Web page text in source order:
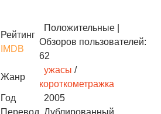
Рейтинг
IMDB
Положительные
Обзоров пользователей:
62
Жанр
ужасы /
короткометражка
Год
2005
Перевод Дублированный